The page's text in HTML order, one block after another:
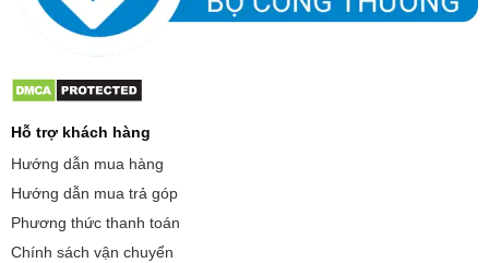
Hỗ trợ khách hàng
Hướng dẫn mua hàng
Hướng dẫn mua trả góp
Phương thức thanh toán
Chính sách vận chuyển